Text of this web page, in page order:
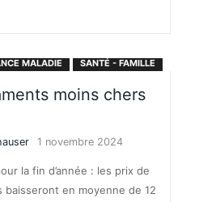
MALADIE SANTÉ - FAMILLE
moins chers
1 novembre 2024
la fin d’année : les prix de
baisseront en moyenne de 12